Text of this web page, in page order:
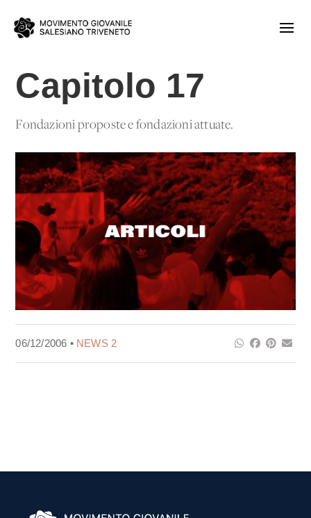
Capitolo 17
Fondazioni proposte e fondazioni attuate.
06/12/2006 • NEWS 2